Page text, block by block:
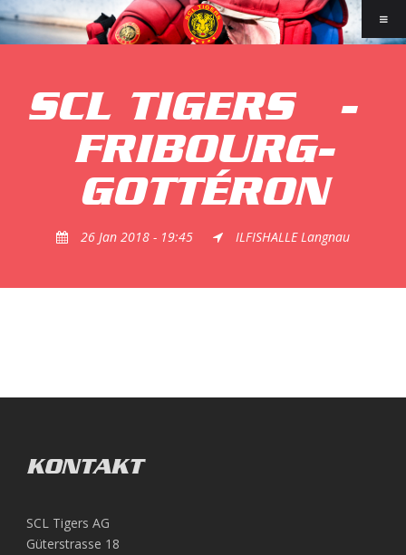
SCL TIGERS
-
FRIBOURG-
GOTTÉRON
26 Jan 2018 - 19:45 ILFISHALLE Langnau
KONTAKT
SCL Tigers AG
Güterstrasse 18